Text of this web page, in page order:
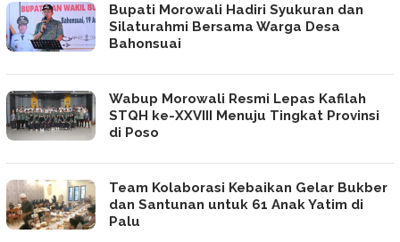
Bupati Morowali Hadiri Syukuran dan
Silaturahmi Bersama Warga Desa
Bahonsuai
Wabup Morowali Resmi Lepas Kafilah
STQH ke-XXVIII Menuju Tingkat Provinsi
di Poso
Team Kolaborasi Kebaikan Gelar Bukber
dan Santunan untuk 61 Anak Yatim di
Palu